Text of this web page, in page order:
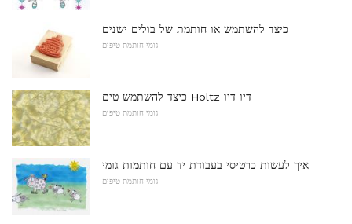
כיצד להשתמש או חותמת של בולים ישנים
גומי חותמת טיפים
כיצד להשתמש טים Holtz דיו ​​דיו
גומי חותמת טיפים
איך לעשות כרטיסי בעבודת יד עם חותמות גומי
גומי חותמת טיפים